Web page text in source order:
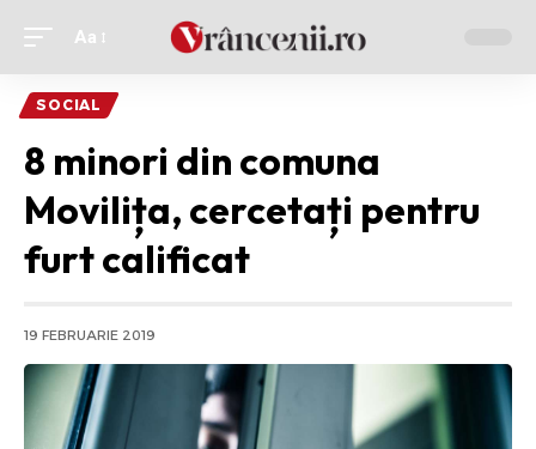
Ajustor
font
Aa
SOCIAL
8 minori din comuna
Movilița, cercetați pentru
furt calificat
19 FEBRUARIE 2019